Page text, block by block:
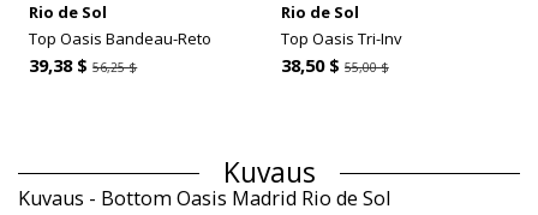
Rio de Sol
Top Oasis Bandeau-Reto
39,38 $56,25 $
Rio de Sol
Top Oasis Tri-Inv
38,50 $ 55,00 $
Kuvaus
Kuvaus - Bottom Oasis Madrid Rio de Sol